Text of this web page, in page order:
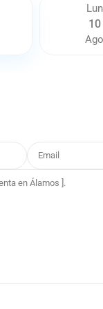
Lun
10
Ago